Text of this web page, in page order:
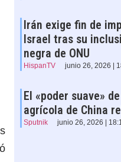
Irán exige fin de
Israel tras su
negra de ONU
HispanTV junio 26, 2026 |
El «poder suave»
agrícola de China
Sputnik junio 26, 2026 |